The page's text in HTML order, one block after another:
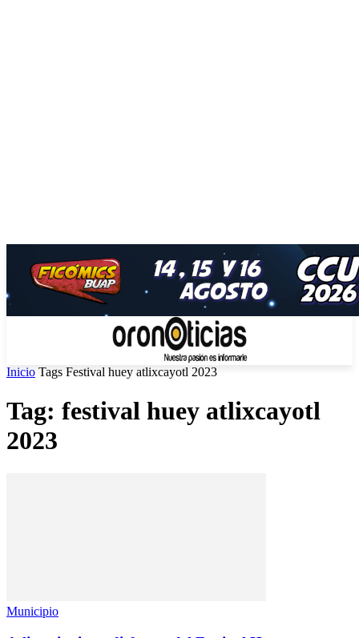
Inicio Tags Festival huey atlixcayotl 2023
Tag: festival huey atlixcayotl
2023
Municipio